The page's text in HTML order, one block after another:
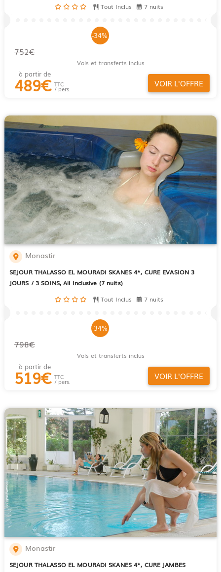
Tout Inclus
7 nuits
-34%
752€
Vols et transferts inclus
à partir de
489€ TTC
/ pers.
VOIR L'OFFRE
Monastir
SEJOUR THALASSO EL MOURADI SKANES 4*, CURE EVASION 3
JOURS / 3 SOINS, All Inclusive (7 nuits)
Tout Inclus
7 nuits
-34%
798€
Vols et transferts inclus
à partir de
519€ TTC
/ pers.
VOIR L'OFFRE
Monastir
SEJOUR THALASSO EL MOURADI SKANES 4*, CURE JAMBES